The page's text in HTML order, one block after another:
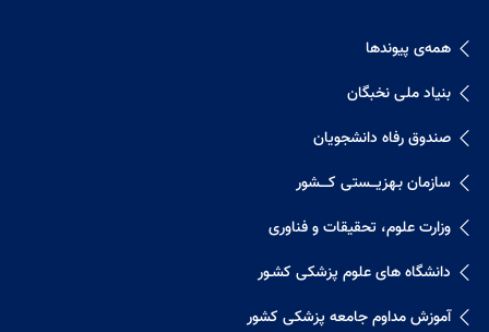
همه‌ی پیوندها
بنیاد ملی نخبگان
صندوق رفاه دانشجویان
سازمان بـهزیـــستی کــــشور
وزارت علوم، تحقیقات و فناوری
دانشگاه های علوم پزشکی کشـور
آموزش مداوم جامعه پزشکی کشور